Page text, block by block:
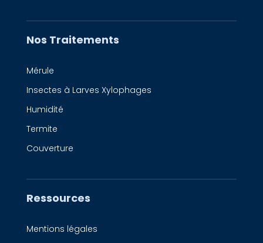
Nos Traitements
Mérule
Insectes à Larves Xylophages
Humidité
Termite
Couverture
Ressources
Mentions légales